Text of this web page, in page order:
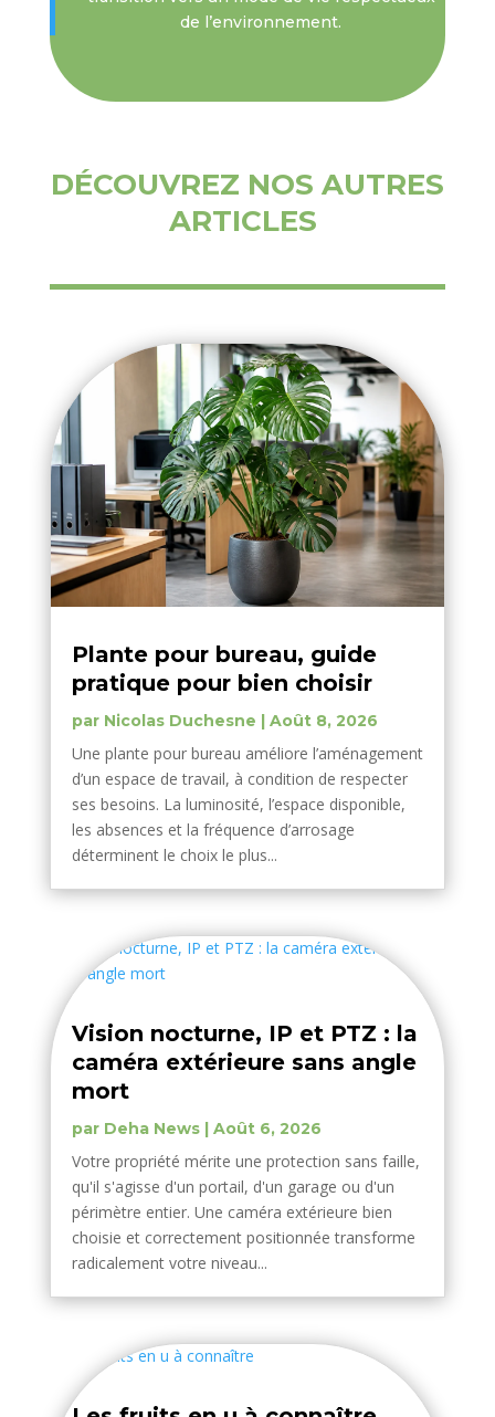
de l’environnement.
DÉCOUVREZ NOS AUTRES
ARTICLES
Plante pour bureau, guide
pratique pour bien choisir
par Nicolas Duchesne | Août 8, 2026
Une plante pour bureau améliore l’aménagement
d’un espace de travail, à condition de respecter
ses besoins. La luminosité, l’espace disponible,
les absences et la fréquence d’arrosage
déterminent le choix le plus...
Vision nocturne, IP et PTZ : la
caméra extérieure sans angle
mort
par Deha News| Août 6, 2026
Votre propriété mérite une protection sans faille,
qu'il s'agisse d'un portail, d'un garage ou d'un
périmètre entier. Une caméra extérieure bien
choisie et correctement positionnée transforme
radicalement votre niveau...